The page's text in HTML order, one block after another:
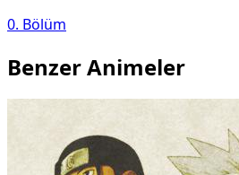
0. Bölüm
Benzer Animeler